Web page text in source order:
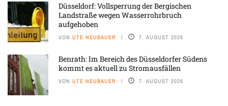
Düsseldorf: Vollsperrung der Bergischen
Landstraße wegen Wasserrohrbruch
aufgehoben
VON UTE NEUBAUER 7. AUGUST 2026
Benrath: Im Bereich des Düsseldorfer Südens
kommt es aktuell zu Stromausfällen
VON UTE NEUBAUER 7. AUGUST 2026